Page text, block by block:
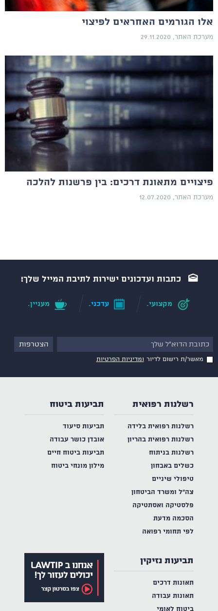
אלו הגורמים האחראים לפיצוי
מערכת האתר, 29.11.2020
פיצויים מתאונת דרכים: בין פרשנות להלכה
מערכת האתר, 12.07.2020
כתבות ועדכונים ישירות לתיבת המייל שלך!
מקצועי. עדכני. מעניין.
מאשר/ת רישום לדיור ומדיניות הפרטיות
רשלנות רפואית
רשלנות רפואית בלידה
רשלנות רפואית בהריון
רשלנות בניתוח
כשלים באבחון
טיפולי שיניים
צה"ל ומשרד הביטחון
פלסטיקה ואסתטיקה
הסכמה מדעת
לפי תחומי רפואה
תביעות ביטוח
תביעות סיעוד
אובדן כושר עבודה
תביעות ביטוח חיים
מילון מונחי ביטוח
תביעות נזיקין
תאונות דרכים
תאונות עבודה
ביטוח לאומי